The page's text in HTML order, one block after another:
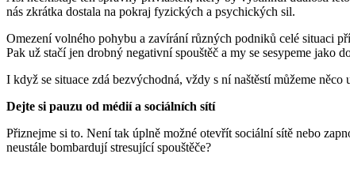
nás zkrátka dostala na pokraj fyzických a psychických sil.
Omezení volného pohybu a zavírání různých podniků celé situaci
Pak už stačí jen drobný negativní spouštěč a my se sesypeme jako
I když se situace zdá bezvýchodná, vždy s ní naštěstí můžeme
Dejte si pauzu od médií a sociálních sítí
Přiznejme si to. Není tak úplně možné otevřít sociální sítě nebo
neustále bombardují stresující spouštěče?